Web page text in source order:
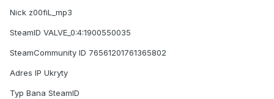
Nick z00fiL_mp3
SteamID VALVE_0:4:1900550035
SteamCommunity ID 76561201761365802
Adres IP Ukryty
Typ Bana SteamID